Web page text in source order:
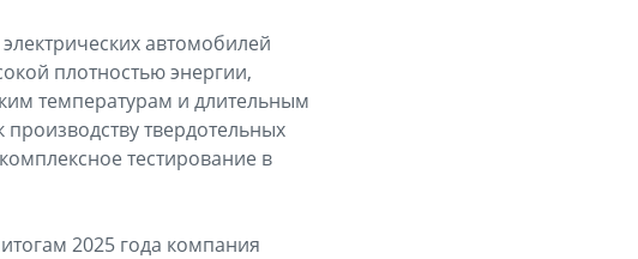
автомобилей
плотностью энергии,
температурам и длительным
твердотельных
тестирование в
2025 года компания